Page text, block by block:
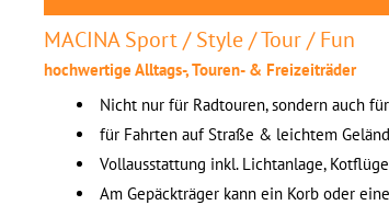
MACINA Sport / Style / Tour / Fun
hochwertige Alltags-, Touren- & Freizeiträder
Nicht nur für Radtouren, sondern auch
für Fahrten auf Straße & leichtem
Vollausstattung inkl. Lichtanlage,
Am Gepäckträger kann ein Korb oder